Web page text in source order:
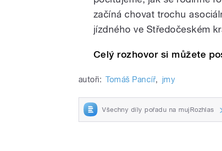
začíná chovat trochu
jízdného ve Středočeském
Celý rozhovor si můžete
autoři: Tomáš Pancíř, jmy
Všechny díly pořadu na mujRozhlas